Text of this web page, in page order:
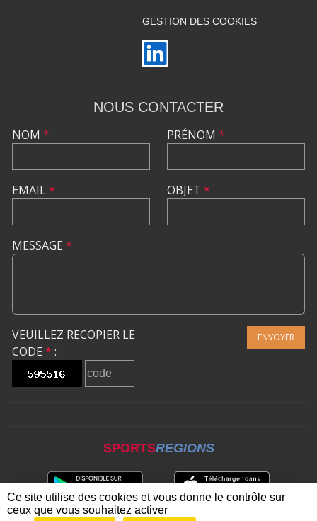
GESTION DES COOKIES
NOUS CONTACTER
NOM *
EMAIL*
PRÉNOM *
OBJET *
MESSAGE *
VEUILLEZ RECOPIER LE
CODE * :
ENVOYER
SPORTSREGIONS
Ce site utilise des cookies et vous donne le contrôle sur
ceux que vous souhaitez activer